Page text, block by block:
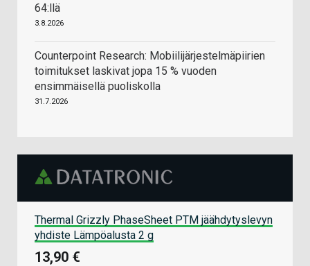
64:llä
3.8.2026
Counterpoint Research: Mobiilijärjestelmäpiirien
toimitukset laskivat jopa 15 % vuoden
ensimmäisellä puoliskolla
31.7.2026
Thermal Grizzly PhaseSheet PTM jäähdytyslevyn
yhdiste Lämpöalusta 2 g
13,90 €